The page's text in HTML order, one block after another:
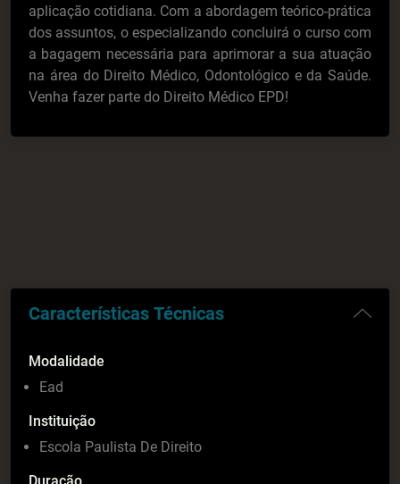
aplicação cotidiana. Com a abordagem teórico-prática
dos assuntos, o especializando concluirá o curso com
a bagagem necessária para aprimorar a sua atuação
na área do Direito Médico, Odontológico e da Saúde.
Venha fazer parte do Direito Médico EPD!
Características Técnicas
Modalidade
Ead
Instituição
Escola Paulista De Direito